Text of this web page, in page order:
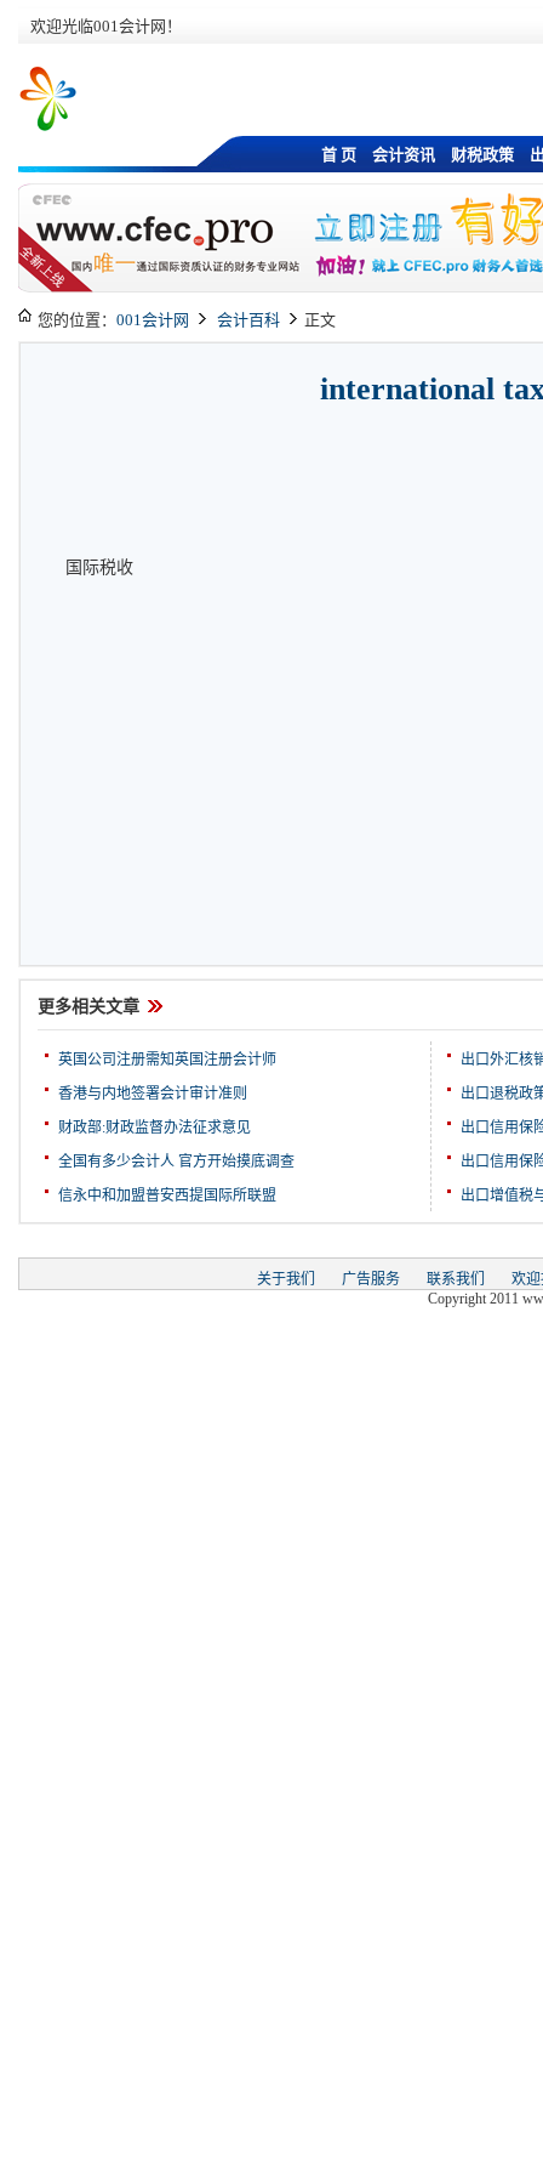
欢迎光临001会计网！
首 页 会计资讯 财税政策
您的位置： 001会计网 会计百科 正文
international
国际税收
更多相关文章
英国公司注册需知英国注册会计师
香港与内地签署会计审计准则
财政部:财政监督办法征求意见
全国有多少会计人 官方开始摸底调查
信永中和加盟普安西提国际所联盟
出口外汇核
出口退税政
出口信用保
出口信用保
出口增值税
关于我们 广告服务 联系我们
欢
Copyright 2011